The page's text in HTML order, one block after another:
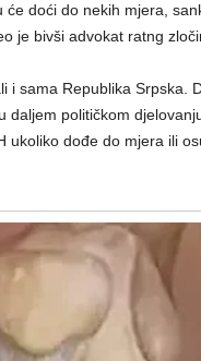
će doći do nekih mjera,
je bivši advokat ratng
i sama Republika Srpska.
daljem političkom
ukoliko dođe do mjera ili